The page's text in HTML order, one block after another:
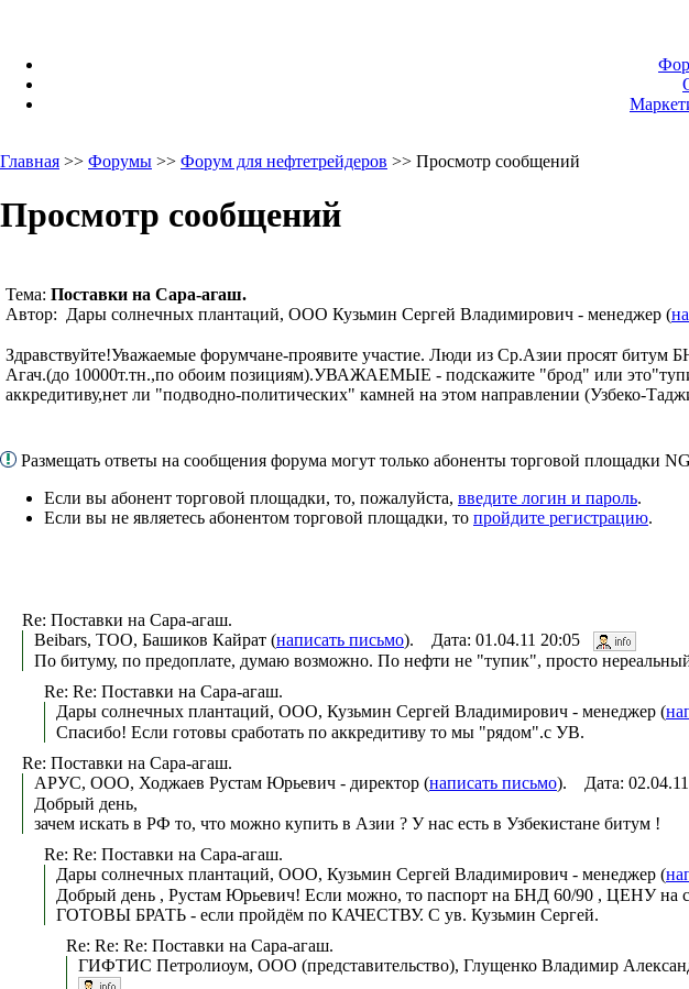
Главная >> Форумы >> Форум для нефтетрейдеров >> Просмотр сообщений
Просмотр сообщений
Тема: Поставки на Сара-агаш.
Автор: Дары солнечных плантаций, ООО Кузьмин Сергей Владимирович - менеджер (
Здравствуйте!Уважаемые форумчане-проявите участие. Люди из Ср.Азии просят
Агач.(до 10000т.тн.,по обоим позициям).УВАЖАЕМЫЕ - подскажите "брод" или
аккредитиву,нет ли "подводно-политических" камней на этом направлении (Узбеко-
Размещать ответы на сообщения форума могут только абоненты торговой площадки
Если вы абонент торговой площадки, то, пожалуйста, введите логин и пароль.
Если вы не являетесь абонентом торговой площадки, то пройдите регистрацию.
Re: Поставки на Сара-агаш.
Beibars, ТОО, Башиков Кайрат (написать письмо). Дата: 01.04.11 20:05
По битуму, по предоплате, думаю возможно. По нефти не "тупик", просто
Re: Re: Поставки на Сара-агаш.
Дары солнечных плантаций, ООО, Кузьмин Сергей Владимирович - менеджер (
Спасибо! Если готовы сработать по аккредитиву то мы "рядом".с УВ.
Re: Поставки на Сара-агаш.
АРУС, ООО, Ходжаев Рустам Юрьевич - директор (написать письмо). Дата:
Добрый день,
зачем искать в РФ то, что можно купить в Азии ? У нас есть в Узбекистане битум !
Re: Re: Поставки на Сара-агаш.
Дары солнечных плантаций, ООО, Кузьмин Сергей Владимирович - менеджер (
Добрый день , Рустам Юрьевич! Если можно, то паспорт на БНД 60/90 , ЦЕНУ
ГОТОВЫ БРАТЬ - если пройдём по КАЧЕСТВУ. С ув. Кузьмин Сергей.
Re: Re: Re: Поставки на Сара-агаш.
ГИФТИС Петролиоум, ООО (представительство), Глущенко Владимир